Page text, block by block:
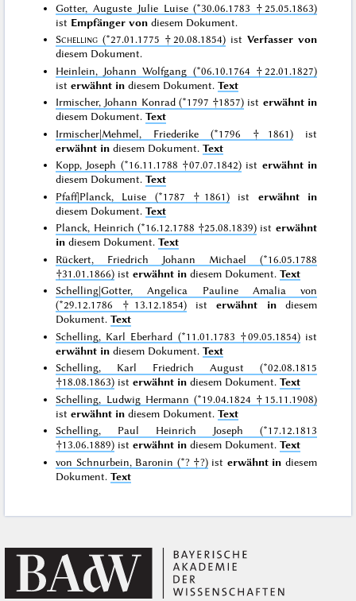
Gotter, Auguste Julie Luise (*30.06.1783 †25.05.1863)
ist Empfänger von diesem Dokument.
Schelling (*27.01.1775 †20.08.1854)ist Verfasser von
diesem Dokument.
Heinlein, Johann Wolfgang (*06.10.1764 †22.01.1827)
isterwähnt in diesem Dokument.Text
Irmischer, Johann Konrad (*1797 †1857) ist erwähnt in
diesem Dokument.Text
Irmischer|Mehmel, Friederike (*1796 †1861)ist
erwähnt in diesem Dokument.Text
Kopp, Joseph (*16.11.1788 †07.07.1842) ist erwähnt in
diesem Dokument.Text
Pfaff|Planck, Luise (*1787 †1861) ist erwähnt in
diesem Dokument.Text
Planck, Heinrich (*16.12.1788 †25.08.1839) ist erwähnt
in diesem Dokument.Text
Rückert, Friedrich Johann Michael (*16.05.1788
†31.01.1866) isterwähnt in diesem Dokument.Text
Schelling|Gotter, Angelica Pauline Amalia von
(*29.12.1786 †13.12.1854)isterwähnt indiesem
Dokument.Text
Schelling, Karl Eberhard (*11.01.1783 †09.05.1854)ist
erwähnt in diesem Dokument.Text
Schelling, Karl Friedrich August (*02.08.1815
†18.08.1863) isterwähnt in diesem Dokument.Text
Schelling, Ludwig Hermann (*19.04.1824 †15.11.1908)
isterwähnt in diesem Dokument.Text
Schelling, Paul Heinrich Joseph (*17.12.1813
†13.06.1889) isterwähnt in diesem Dokument.Text
von Schnurbein, Baronin (*? †?)ist erwähnt in diesem
Dokument.Text